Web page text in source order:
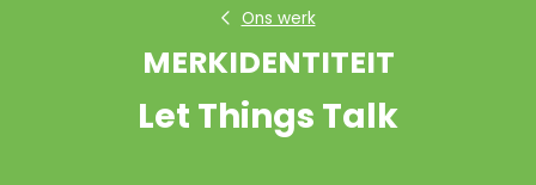
Ons werk
MERKIDENTITEIT
Let Things Talk